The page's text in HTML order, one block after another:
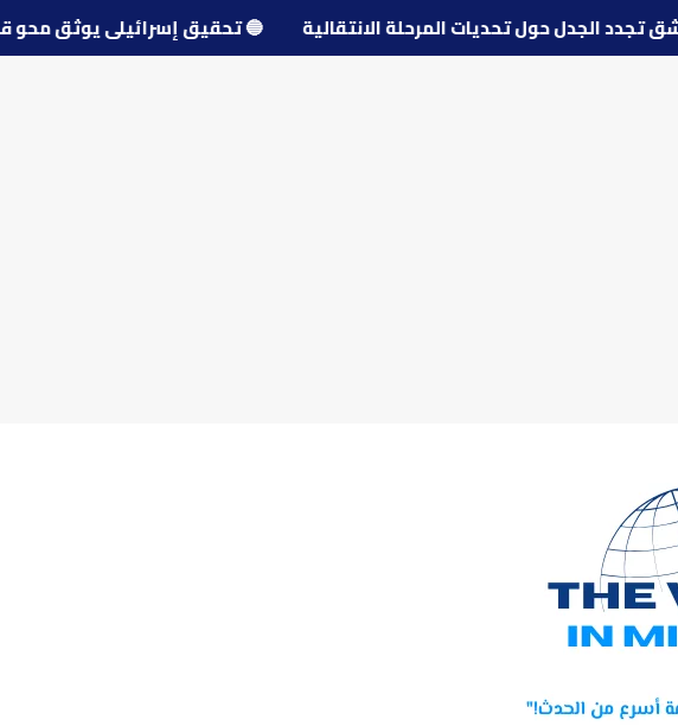
دمشق تجدد الجدل حول تحديات المرحلة الانتقالية 🔵تحقيق إسرائيلي